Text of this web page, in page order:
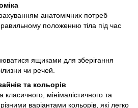
анатомічних потреб
положенню тіла під час
ящиками для зберігання
чи речей.
та кольорів
класичного, мінімалістичного та
варіантами кольорів, які легко